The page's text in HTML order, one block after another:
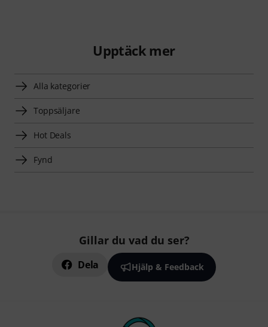
Upptäck mer
Alla kategorier
Toppsäljare
Hot Deals
Fynd
Gillar du vad du ser?
Dela Hjälp & Feedback